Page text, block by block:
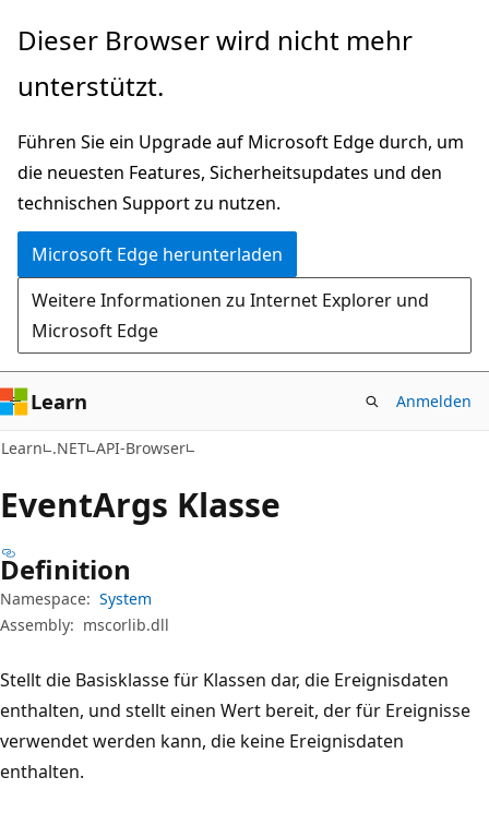
Zu
wechseln
Zur
springen
Dieser Browser wird nicht mehr
unterstützt.
Führen Sie ein Upgrade auf Microsoft Edge durch, um
die neuesten Features, Sicherheitsupdates und den
technischen Support zu nutzen.
Microsoft Edge herunterladen
Weitere Informationen zu Internet Explorer und
Microsoft Edge
Learn Anmelden
Learn .NET API-Browser
EventArgs Klasse
Definition
Namespace: System
Assembly: mscorlib.dll
Stellt die Basisklasse für Klassen dar, die Ereignisdaten
enthalten, und stellt einen Wert bereit, der für Ereignisse
verwendet werden kann, die keine Ereignisdaten
enthalten.